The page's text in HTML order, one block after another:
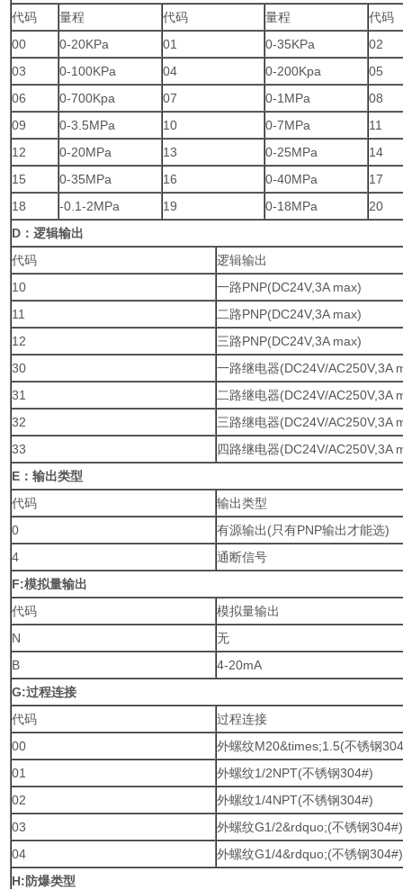
代码
量程 代码 量程
代码
00
0-20KPa 01 0-35KPa
02
03
0-100KPa 04 0-200Kpa
05
06
0-700Kpa 07 0-1MPa
08
09
0-3.5MPa 10 0-7MPa
11
12
0-20MPa 13 0-25MPa
14
15
0-35MPa 16 0-40MPa
17
18
-0.1-2MPa 19 0-18MPa
20
D ：逻辑输出
代码
逻辑输出
10
一路PNP(DC24V,3A max)
11
二路PNP(DC24V,3A max)
12
三路PNP(DC24V,3A max)
30
一路继电器(DC24V/AC250V,3A
31
二路继电器(DC24V/AC250V,3A
32
三路继电器(DC24V/AC250V,3A
33
四路继电器(DC24V/AC250V,3A
E ：输出类型
代码
输出类型
0
有源输出(只有PNP输出才能选)
4
通断信号
F:模拟量输出
代码
模拟量输出
N
无
B
4-20mA
G:过程连接
代码
过程连接
00
外螺纹M20&times;1.5(不锈钢
01
外螺纹1/2NPT(不锈钢304#)
02
外螺纹1/4NPT(不锈钢304#)
03
外螺纹G1/2&rdquo;(不锈钢304#)
04
外螺纹G1/4&rdquo;(不锈钢304#)
H:防爆类型